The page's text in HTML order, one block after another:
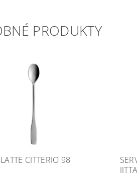
PRODUKTY
CITTERIO 98